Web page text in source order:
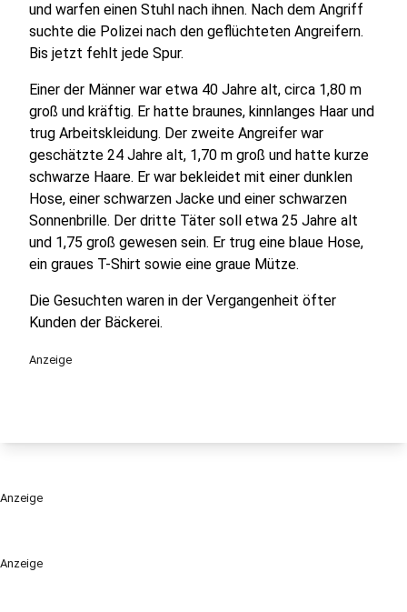
Anzeige
und warfen einen Stuhl nach ihnen. Nach dem Angriff
suchte die Polizei nach den geflüchteten Angreifern.
Bis jetzt fehlt jede Spur.
Einer der Männer war etwa 40 Jahre alt, circa 1,80 m
groß und kräftig. Er hatte braunes, kinnlanges Haar und
trug Arbeitskleidung. Der zweite Angreifer war
geschätzte 24 Jahre alt, 1,70 m groß und hatte kurze
schwarze Haare. Er war bekleidet mit einer dunklen
Hose, einer schwarzen Jacke und einer schwarzen
Sonnenbrille. Der dritte Täter soll etwa 25 Jahre alt
und 1,75 groß gewesen sein. Er trug eine blaue Hose,
ein graues T-Shirt sowie eine graue Mütze.
Die Gesuchten waren in der Vergangenheit öfter
Kunden der Bäckerei.
Anzeige
Anzeige